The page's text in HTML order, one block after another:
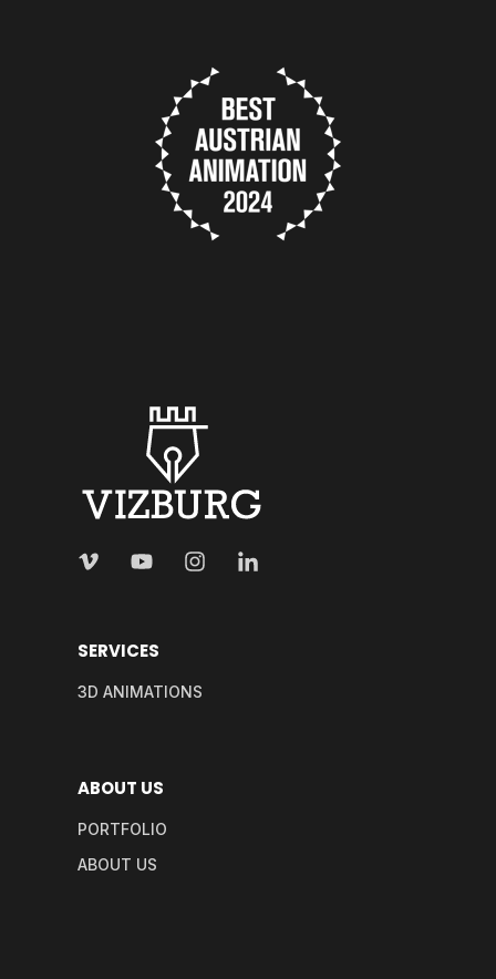
SERVICES
3D ANIMATIONS
ABOUT US
PORTFOLIO
ABOUT US